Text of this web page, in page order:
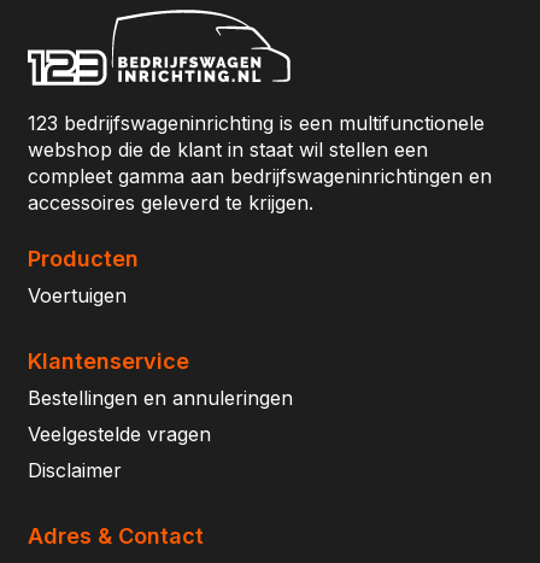
123 bedrijfswageninrichting is een multifunctionele
webshop die de klant in staat wil stellen een
compleet gamma aan bedrijfswageninrichtingen en
accessoires geleverd te krijgen.
Producten
Voertuigen
Klantenservice
Bestellingen en annuleringen
Veelgestelde vragen
Disclaimer
Adres & Contact